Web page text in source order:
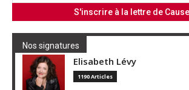
Nos signatures
Elisabeth Lévy
1190 Articles